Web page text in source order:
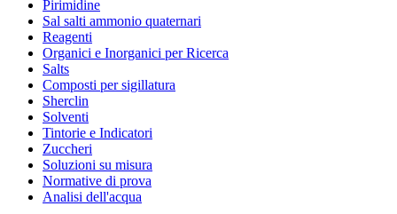
Pirimidine
Sal salti ammonio quaternari
Reagenti
Organici e Inorganici per Ricerca
Salts
Composti per sigillatura
Sherclin
Solventi
Tintorie e Indicatori
Zuccheri
Soluzioni su misura
Normative di prova
Analisi dell'acqua